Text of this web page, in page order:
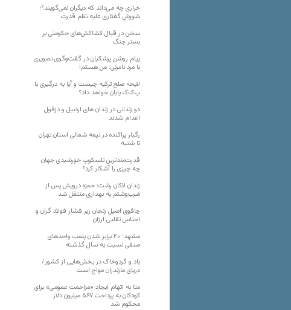
خرازی چه می‌داند که دیگران نمی‌گویند؟؛
شورشِ گفتاری علیه نظم قدرت
سخن در قبال کشاکش‌های حکومتی بر
بستر جنگ
پیام روشن پزشکیان در گفت‌و‌گوی تصویری
با مرد نامرئی: من هستم!
لایحه صلح ترکیه چیست و آیا به درگیری با
پ‌ک‌ک پایان خواهد داد؟
دو زندانی در زندان های اردبیل و دزفول
اعدام شدند
رگبار پراکنده در نیمه شمالی استان تهران
تا شنبه
قدرت‌مندترین تلسکوپ خورشیدی جهان
چه چیزی را آشکار کرد؟
زندان لاکان رشت؛ حمزه درویش پس از
ضرب‌وشتم به بهداری منتقل شد
چاقوی اصیل زنجان زیر فشار فولاد گران و
اجناس تقلبی ارزان
مشهد؛ ۲۰ برابر شدن پلمب واحدهای
صنفی نسبت به سال گذشته
باد و گردوخاک در بخش‌هایی از کشور/
دریای مازندران مواج است
متا به اتهام ایجاد «مزاحمت عمومی» برای
کودکان به پرداخت ۵۶۷ میلیون دلار
محکوم شد